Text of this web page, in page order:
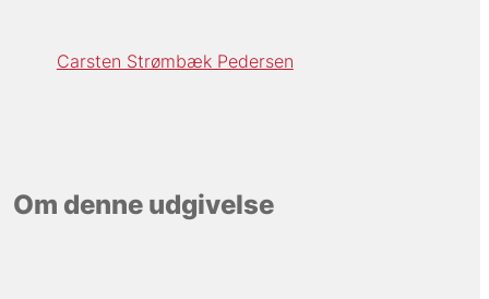
Carsten Strømbæk Pedersen
Om denne udgivelse